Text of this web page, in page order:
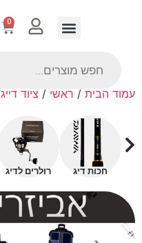
0
עמוד הבית / ראשי / ציוד דייג
חכות דיג רולרים לדיג